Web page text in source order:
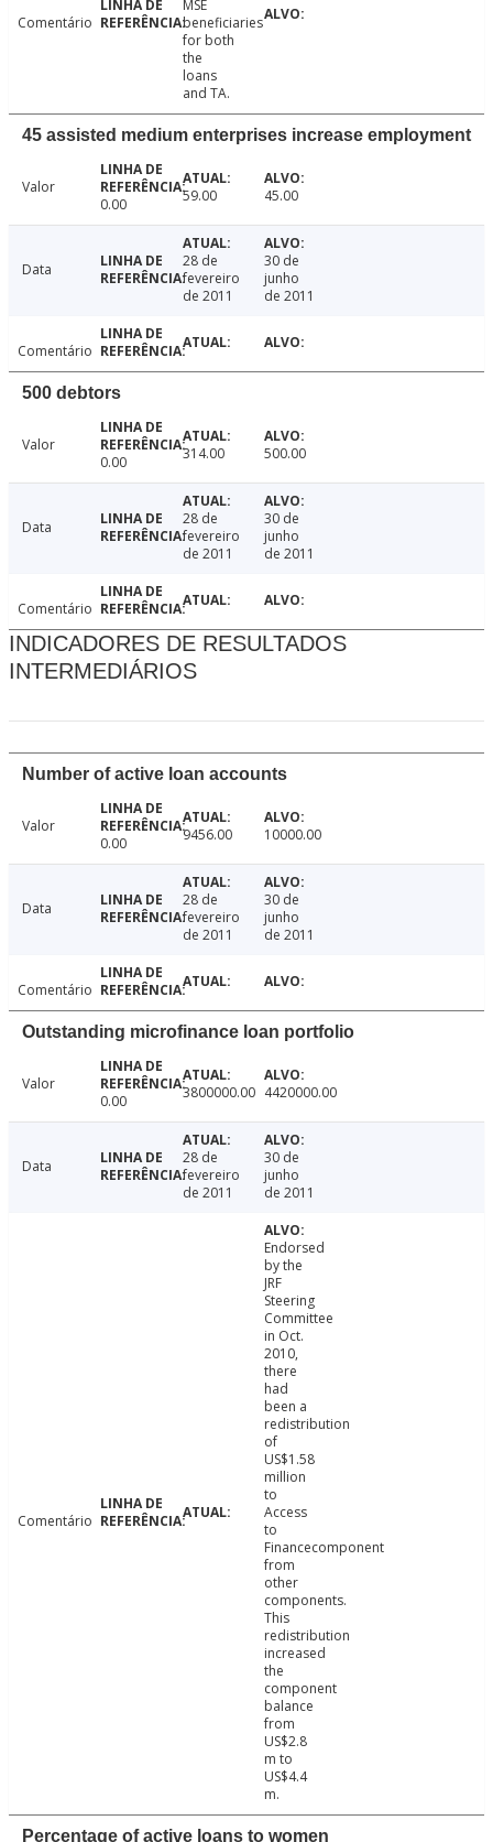
Comentário
MSE
beneficiaries
for both
the
loans
and TA.
45 assisted medium enterprises increase employment
Valor
0.00
59.00 45.00
Data
28 de
fevereiro
de 2011
30 de
junho
de 2011
Comentário
500 debtors
Valor
0.00
314.00 500.00
Data
28 de
fevereiro
de 2011
30 de
junho
de 2011
Comentário
INDICADORES DE RESULTADOS
INTERMEDIÁRIOS
Number of active loan accounts
Valor
0.00
9456.00 10000.00
Data
28 de
fevereiro
de 2011
30 de
junho
de 2011
Comentário
Outstanding microfinance loan portfolio
Valor
0.00
3800000.00 4420000.00
Data
28 de
fevereiro
de 2011
30 de
junho
de 2011
Comentário
Endorsed
by the
JRF
Steering
Committee
in Oct.
2010,
there
had
been a
redistribution
of
US$1.58
million
to
Access
to
Financecomponent
from
other
components.
This
redistribution
increased
the
component
balance
from
US$2.8
m to
US$4.4
m.
Percentage of active loans to women